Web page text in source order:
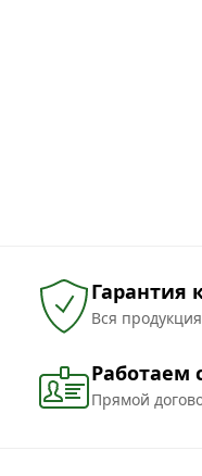
Гарантия
Вся
Прямой